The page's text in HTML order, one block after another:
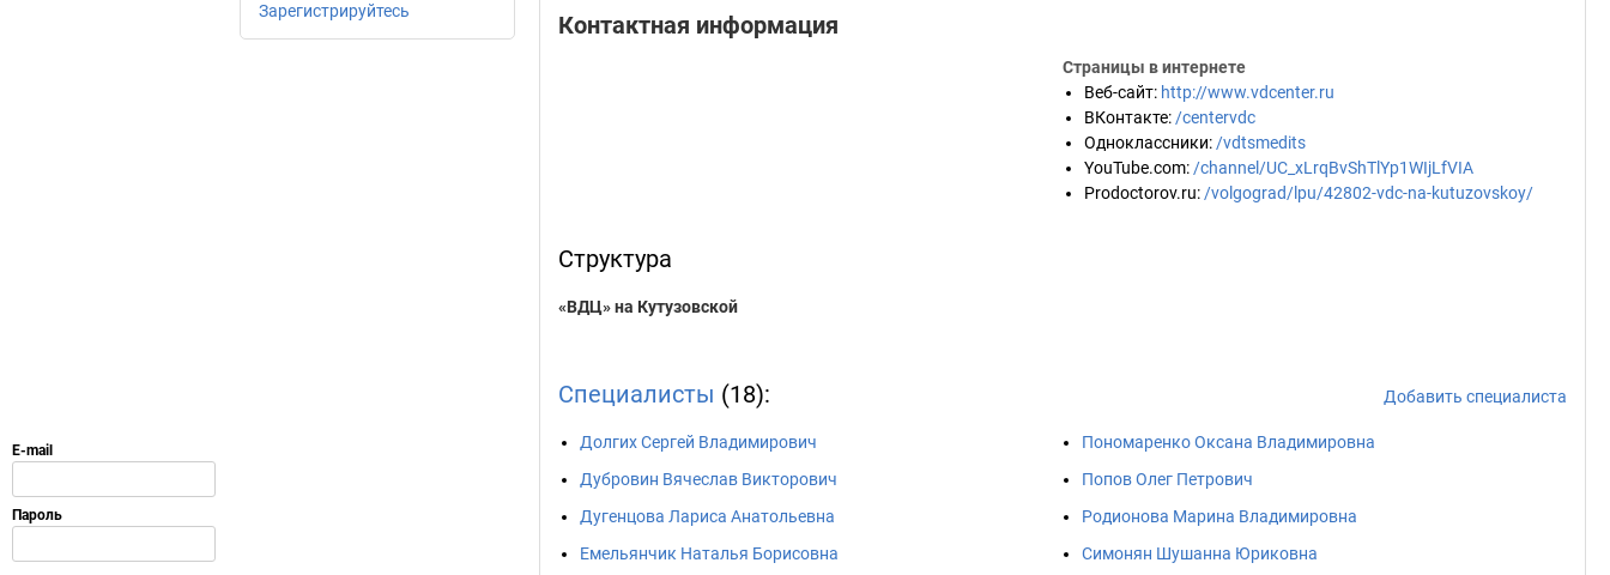
Зарегистрируйтесь
Контактная информация
Страницы в интернете
Веб-сайт: http://www.vdcenter.ru
ВКонтакте: /centervdc
Одноклассники: /vdtsmedits
YouTube.com: /channel/UC_xLrqBvShTlYp1WIjLfVIA
Prodoctorov.ru: /volgograd/lpu/42802-vdc-na-kutuzovskoy/
Структура
«ВДЦ» на Кутузовской
Специалисты (18): Добавить специалиста
Долгих Сергей Владимирович
Дубровин Вячеслав Викторович
Дугенцова Лариса Анатольевна
Емельянчик Наталья Борисовна
Пономаренко Оксана Владимировна
Попов Олег Петрович
Родионова Марина Владимировна
Симонян Шушанна Юриковна